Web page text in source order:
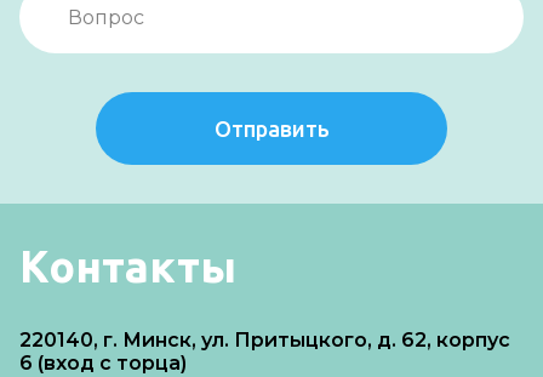
Отправить
Контакты
220140, г. Минск, ул. Притыцкого, д. 62, корпус
6 (вход с торца)